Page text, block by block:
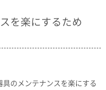
を楽にするため
のメンテナンスを楽にする